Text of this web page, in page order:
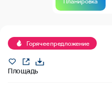
Горячее предложение
Площадь